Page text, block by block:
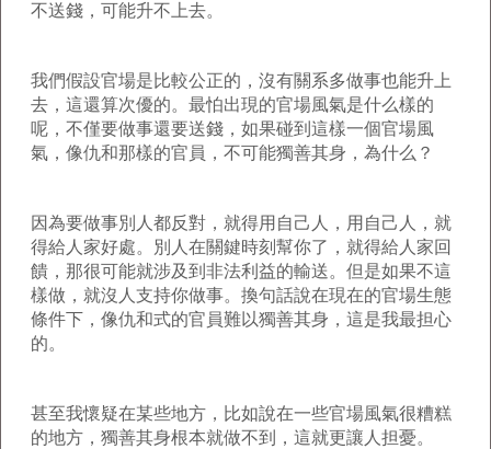
不送錢，可能升不上去。
我們假設官場是比較公正的，沒有關系多做事也能升上
去，這還算次優的。最怕出現的官場風氣是什么樣的
呢，不僅要做事還要送錢，如果碰到這樣一個官場風
氣，像仇和那樣的官員，不可能獨善其身，為什么？
因為要做事別人都反對，就得用自己人，用自己人，就
得給人家好處。別人在關鍵時刻幫你了，就得給人家回
饋，那很可能就涉及到非法利益的輸送。但是如果不這
樣做，就沒人支持你做事。換句話說在現在的官場生態
條件下，像仇和式的官員難以獨善其身，這是我最担心
的。
甚至我懷疑在某些地方，比如說在一些官場風氣很糟糕
的地方，獨善其身根本就做不到，這就更讓人担憂。